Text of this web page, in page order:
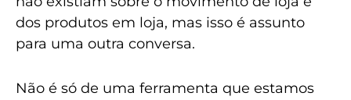
dos produtos em loja, mas isso é assunto
para uma outra conversa.
Não é só de uma ferramenta que estamos